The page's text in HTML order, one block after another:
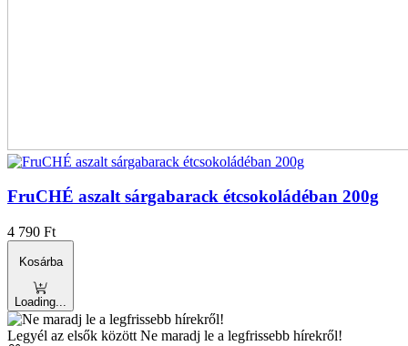
FruCHÉ aszalt sárgabarack étcsokoládéban 200g
4 790 Ft
Kosárba
Loading...
Legyél az elsők között Ne maradj le a legfrissebb hírekről!